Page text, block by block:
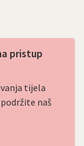
pristup
tijela
naš